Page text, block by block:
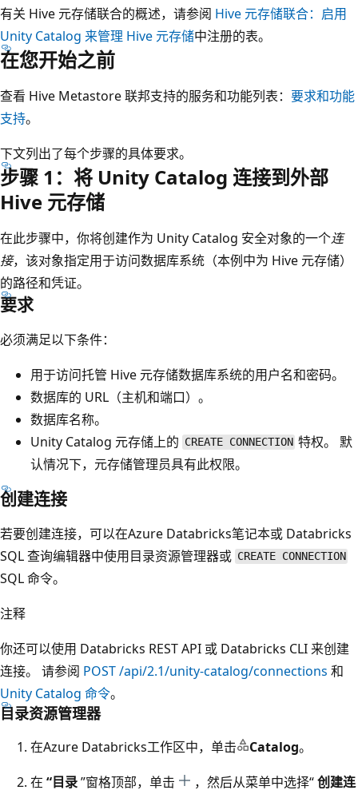
有关 Hive 元存储联合的概述，请参阅 Hive 元存储联合：启用
Unity Catalog 来管理 Hive 元存储中注册的表。
在您开始之前
查看 Hive Metastore 联邦支持的服务和功能列表： 要求和功能
支持。
下文列出了每个步骤的具体要求。
步骤 1：将 Unity Catalog 连接到外部
Hive 元存储
在此步骤中，你将创建作为 Unity Catalog 安全对象的一个连
接，该对象指定用于访问数据库系统（本例中为 Hive 元存储）
的路径和凭证。
要求
必须满足以下条件：
用于访问托管 Hive 元存储数据库系统的用户名和密码。
数据库的 URL（主机和端口）。
数据库名称。
Unity Catalog 元存储上的 CREATE CONNECTION 特权。 默
认情况下，元存储管理员具有此权限。
创建连接
若要创建连接，可以在Azure Databricks笔记本或 Databricks
SQL 查询编辑器中使用目录资源管理器或 CREATE CONNECTION
SQL 命令。
注释
你还可以使用 Databricks REST API 或 Databricks CLI 来创建
连接。 请参阅 POST /api/2.1/unity-catalog/connections 和
Unity Catalog 命令。
目录资源管理器
在Azure Databricks工作区中，单击 Catalog。
在 “目录”窗格顶部，单击 ，然后从菜单中选择“创建连